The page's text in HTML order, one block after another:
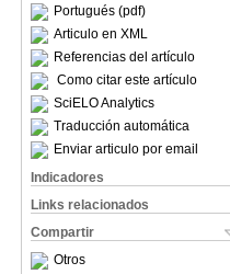
Portugués (pdf)
Articulo en XML
Referencias del artículo
Como citar este artículo
SciELO Analytics
Traducción automática
Enviar articulo por email
Indicadores
Links relacionados
Compartir
Otros